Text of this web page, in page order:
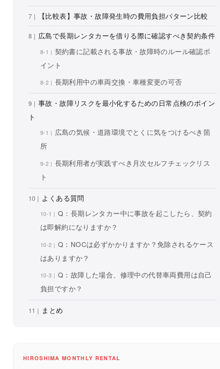
【比較表】事故・故障発生時の費用負担パターン比較
広島で長期レンタカーを借りる際に確認すべき契約条件
契約書に記載される事故・故障時のルール確認ポ
イント
長期利用中の車両交換・車種変更の可否
事故・故障リスクを最小化するための日常点検のポイン
ト
広島の気候・道路環境でとくに気をつけるべき箇
所
長期利用者が実践すべき月次セルフチェックリス
ト
よくある質問
Q：長期レンタカー中に事故を起こしたら、契約
は即解約になりますか？
Q：NOCは必ずかかりますか？免除されるケース
はありますか？
Q：故障した場合、修理中の代替車両費用は自己
負担ですか？
まとめ
HIROSHIMA MONTHLY RENTAL